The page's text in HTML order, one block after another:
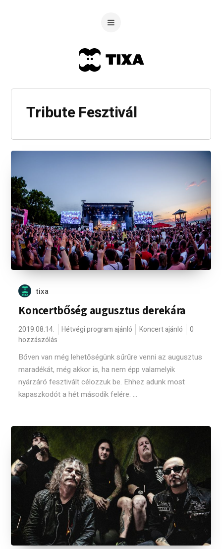
Tribute Fesztivál
tixa
Koncertbőség augusztus derekára
2019.08.14. Hétvégi program ajánló Koncert ajánló
0
hozzászólás
Bőven van még lehetőségünk sűrűre venni az augusztus
maradékát, még akkor is, ha nem épp valamelyik
nyárzáró fesztivált célozzuk be. Ehhez adunk most
kapaszkodót a hét második felére. ...